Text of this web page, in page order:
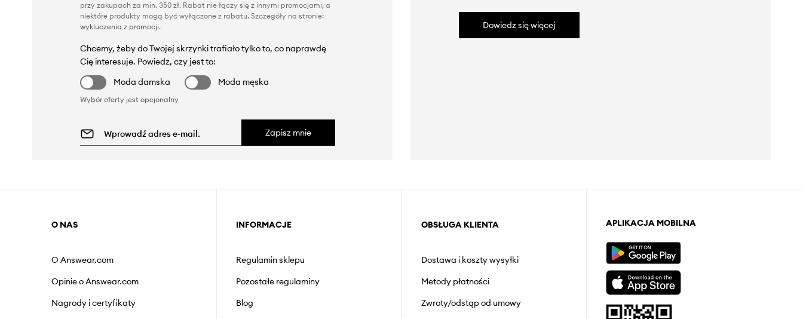
przy zakupach za min. 350 zł. Rabat nie łączy się z innymi promocjami, a
niektóre produkty mogą być wyłączone z rabatu. Szczegóły na stronie:
wykluczenia z promocji.
Chcemy, żeby do Twojej skrzynki trafiało tylko to, co naprawdę
Cię interesuje. Powiedz, czy jest to:
Moda damska
Moda męska
Wybór oferty jest opcjonalny
Zapisz mnie
Dowiedz się więcej
O NAS
O Answear.com
Opinie o Answear.com
Nagrody i certyfikaty
INFORMACJE
Regulamin sklepu
Pozostałe regulaminy
Blog
OBSŁUGA KLIENTA
Dostawa i koszty wysyłki
Metody płatności
Zwroty/odstąp od umowy
APLIKACJA MOBILNA